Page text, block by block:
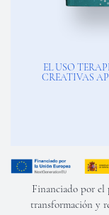
EL USO
CREATIVAS
Financiado por el
transformación y